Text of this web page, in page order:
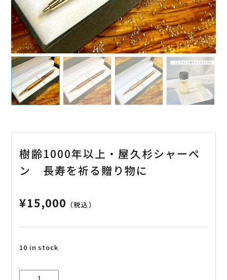
樹齢1000年以上・屋久杉シャーペ
ン 長寿を祈る贈り物に
¥15,000 （税込）
10 in stock